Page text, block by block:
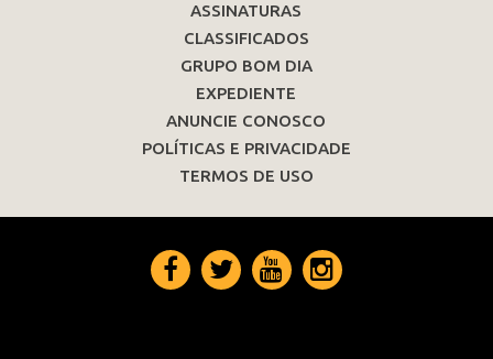
ASSINATURAS
CLASSIFICADOS
GRUPO BOM DIA
EXPEDIENTE
ANUNCIE CONOSCO
POLÍTICAS E PRIVACIDADE
TERMOS DE USO